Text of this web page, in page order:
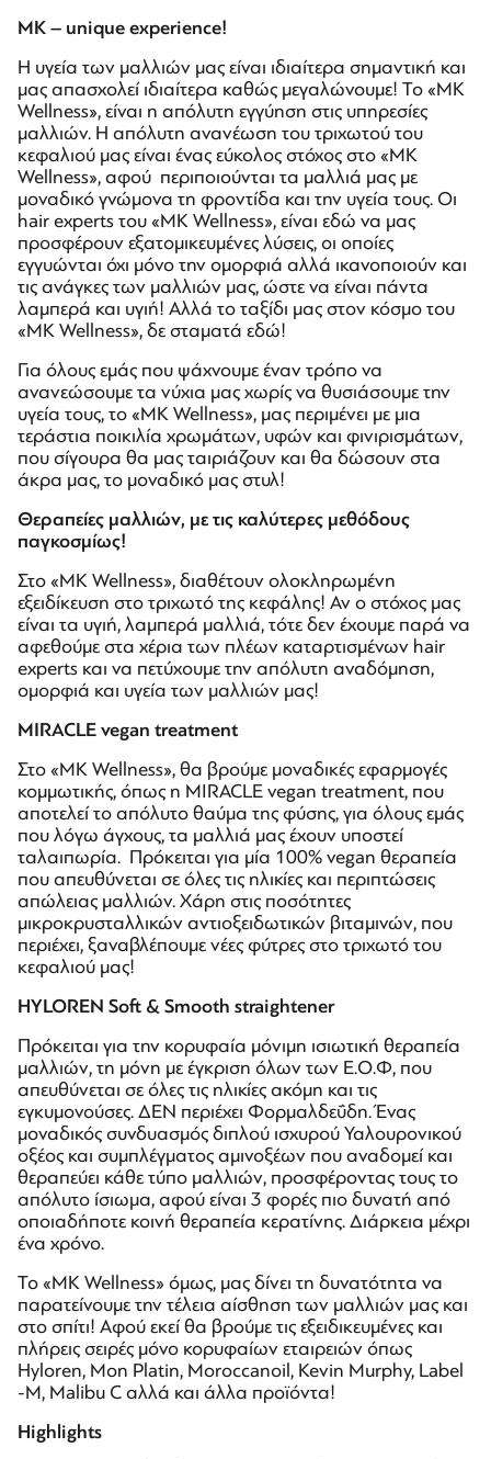
MK – unique experience!
Η υγεία των μαλλιών μας είναι ιδιαίτερα σημαντική και
μας απασχολεί ιδιαίτερα καθώς μεγαλώνουμε! Το «MK
Wellness», είναι η απόλυτη εγγύηση στις υπηρεσίες
μαλλιών. Η απόλυτη ανανέωση του τριχωτού του
κεφαλιού μας είναι ένας εύκολος στόχος στο «MK
Wellness», αφού περιποιούνται τα μαλλιά μας με
μοναδικό γνώμονα τη φροντίδα και την υγεία τους. Οι
hair experts του «MK Wellness», είναι εδώ να μας
προσφέρουν εξατομικευμένες λύσεις, οι οποίες
εγγυώνται όχι μόνο την ομορφιά αλλά ικανοποιούν και
τις ανάγκες των μαλλιών μας, ώστε να είναι πάντα
λαμπερά και υγιή! Αλλά το ταξίδι μας στον κόσμο του
«MK Wellness», δε σταματά εδώ!
Για όλους εμάς που ψάχνουμε έναν τρόπο να
ανανεώσουμε τα νύχια μας χωρίς να θυσιάσουμε την
υγεία τους, το «MK Wellness», μας περιμένει με μια
τεράστια ποικιλία χρωμάτων, υφών και φινιρισμάτων,
που σίγουρα θα μας ταιριάζουν και θα δώσουν στα
άκρα μας, το μοναδικό μας στυλ!
Θεραπείες μαλλιών, με τις καλύτερες μεθόδους
παγκοσμίως!
Στο «MK Wellness», διαθέτουν ολοκληρωμένη
εξειδίκευση στο τριχωτό της κεφάλης! Αν ο στόχος μας
είναι τα υγιή, λαμπερά μαλλιά, τότε δεν έχουμε παρά να
αφεθούμε στα χέρια των πλέων καταρτισμένων hair
experts και να πετύχουμε την απόλυτη αναδόμηση,
ομορφιά και υγεία των μαλλιών μας!
MIRACLE vegan treatment
Στο «MK Wellness», θα βρούμε μοναδικές εφαρμογές
κομμωτικής, όπως η MIRACLE vegan treatment, που
αποτελεί το απόλυτο θαύμα της φύσης, για όλους εμάς
που λόγω άγχους, τα μαλλιά μας έχουν υποστεί
ταλαιπωρία. Πρόκειται για μία 100% vegan θεραπεία
που απευθύνεται σε όλες τις ηλικίες και περιπτώσεις
απώλειας μαλλιών. Χάρη στις ποσότητες
μικροκρυσταλλικών αντιοξειδωτικών βιταμινών, που
περιέχει, ξαναβλέπουμε νέες φύτρες στο τριχωτό του
κεφαλιού μας!
HYLOREN Soft & Smooth straightener
Πρόκειται για την κορυφαία μόνιμη ισιωτική θεραπεία
μαλλιών, τη μόνη με έγκριση όλων των Ε.Ο.Φ, που
απευθύνεται σε όλες τις ηλικίες ακόμη και τις
εγκυμονούσες. ΔΕΝ περιέχει Φορμαλδεΰδη. Ένας
μοναδικός συνδυασμός διπλού ισχυρού Υαλουρονικού
οξέος και συμπλέγματος αμινοξέων που αναδομεί και
θεραπεύει κάθε τύπο μαλλιών, προσφέροντας τους το
απόλυτο ίσιωμα, αφού είναι 3 φορές πιο δυνατή από
οποιαδήποτε κοινή θεραπεία κερατίνης. Διάρκεια μέχρι
ένα χρόνο.
Το «MK Wellness» όμως, μας δίνει τη δυνατότητα να
παρατείνουμε την τέλεια αίσθηση των μαλλιών μας και
στο σπίτι! Αφού εκεί θα βρούμε τις εξειδικευμένες και
πλήρεις σειρές μόνο κορυφαίων εταιρειών όπως
Hyloren, Mon Platin, Moroccanoil, Kevin Murphy, Label
-M, Malibu C αλλά και άλλα προϊόντα!
Highlights